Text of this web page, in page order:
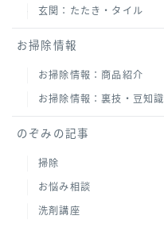
玄関：たたき・タイル
お掃除情報
お掃除情報：商品紹介
お掃除情報：裏技・豆知識
のぞみの記事
掃除
お悩み相談
洗剤講座